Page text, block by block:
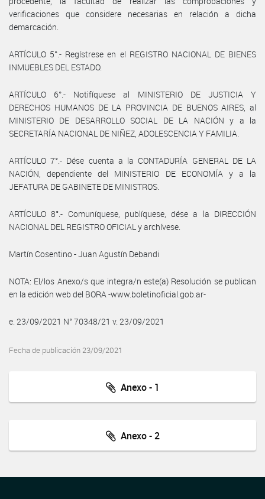
verificaciones que considere necesarias en relación a dicha
demarcación.
ARTÍCULO 5°.- Regístrese en el REGISTRO NACIONAL DE BIENES
INMUEBLES DEL ESTADO.
ARTÍCULO 6°.- Notifíquese al MINISTERIO DE JUSTICIA Y
DERECHOS HUMANOS DE LA PROVINCIA DE BUENOS AIRES, al
MINISTERIO DE DESARROLLO SOCIAL DE LA NACIÓN y a la
SECRETARÍA NACIONAL DE NIÑEZ, ADOLESCENCIA Y FAMILIA.
ARTÍCULO 7°.- Dése cuenta a la CONTADURÍA GENERAL DE LA
NACIÓN, dependiente del MINISTERIO DE ECONOMÍA y a la
JEFATURA DE GABINETE DE MINISTROS.
ARTÍCULO 8°.- Comuníquese, publíquese, dése a la DIRECCIÓN
NACIONAL DEL REGISTRO OFICIAL y archívese.
Martín Cosentino - Juan Agustín Debandi
NOTA: El/los Anexo/s que integra/n este(a) Resolución se publican
en la edición web del BORA -www.boletinoficial.gob.ar-
e. 23/09/2021 N° 70348/21 v. 23/09/2021
Fecha de publicación 23/09/2021
Anexo - 1
Anexo - 2